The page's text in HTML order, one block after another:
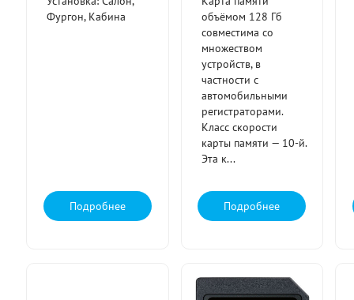
Фургон, Кабина
Подробнее
объёмом 128 Гб
совместима со
множеством
устройств, в
частности с
автомобильными
регистраторами.
Класс скорости
карты памяти — 10-й.
Эта к...
Подробнее